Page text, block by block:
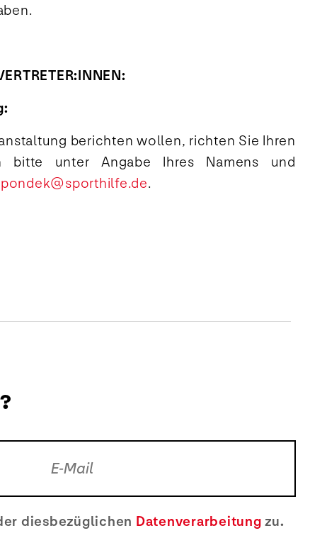
berichten wollen, richten Sie Ihren
bitte unter Angabe Ihres Namens und
.
diesbezüglichen Datenverarbeitungzu.